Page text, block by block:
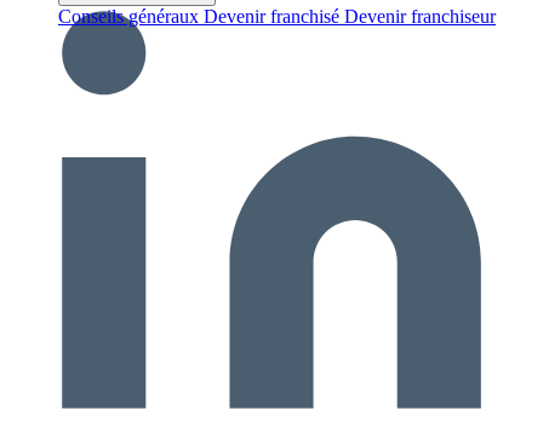
Conseils généraux Devenir franchisé Devenir franchiseur